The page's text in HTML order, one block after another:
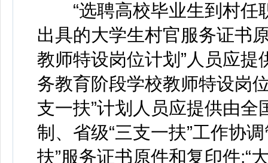
“选聘高校毕业生到村任
出具的大学生村官服务证书
教师特设岗位计划”人员应
务教育阶段学校教师特设岗
支一扶”计划人员应提供由全
制、省级“三支一扶”工作协
扶”服务证书原件和复印件;“